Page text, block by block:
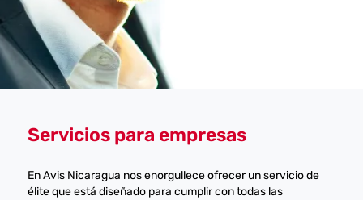
Servicios para empresas
En Avis Nicaragua nos enorgullece ofrecer un servicio de
élite que está diseñado para cumplir con todas las